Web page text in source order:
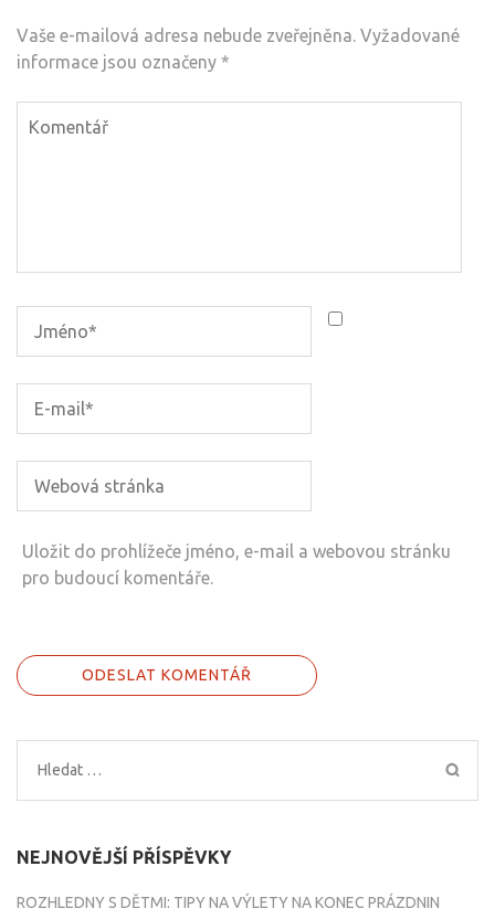
Vaše e-mailová adresa nebude zveřejněna. Vyžadované
informace jsou označeny *
Uložit do prohlížeče jméno, e-mail a webovou stránku
pro budoucí komentáře.
Vyhledávání
NEJNOVĚJŠÍ PŘÍSPĚVKY
ROZHLEDNY S DĚTMI: TIPY NA VÝLETY NA KONEC PRÁZDNIN